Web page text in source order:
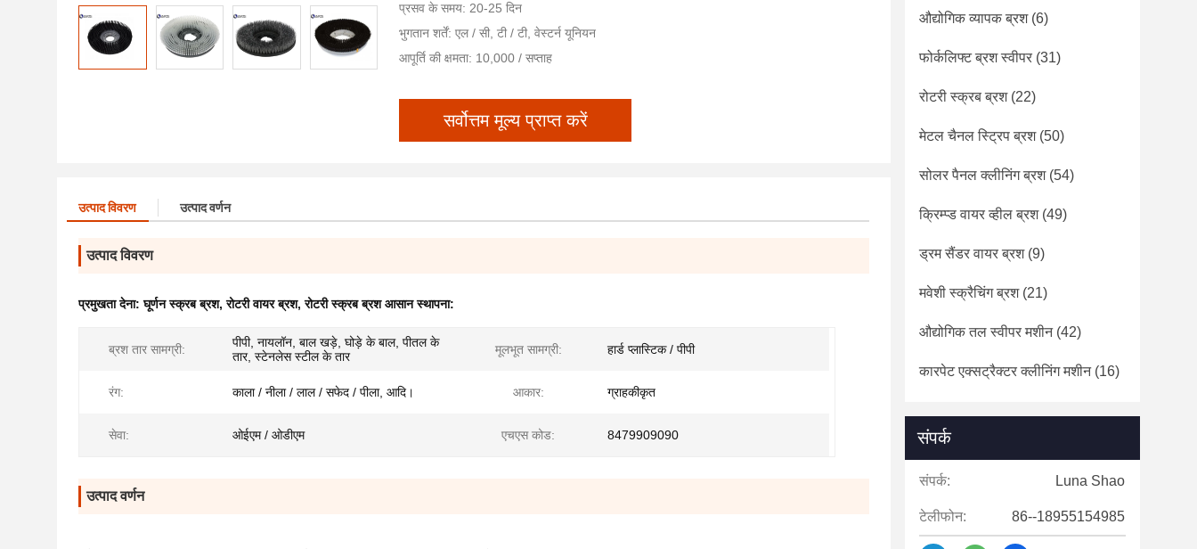
प्रसव के समय: 20-25 दिन
भुगतान शर्तें: एल / सी, टी / टी, वेस्टर्न यूनियन
आपूर्ति की क्षमता: 10,000 / सप्ताह
सर्वोत्तम मूल्य प्राप्त करें
उत्पाद विवरण उत्पाद वर्णन
उत्पाद विवरण
प्रमुखता देना:घूर्णन स्क्रब ब्रश,रोटरी वायर ब्रश,रोटरी स्क्रब ब्रश आसान स्थापना:
ब्रश तार सामग्री:
पीपी, नायलॉन, बाल खड़े, घोड़े के बाल, पीतल के
तार, स्टेनलेस स्टील के तार
मूलभूत सामग्री: हार्ड प्लास्टिक / पीपी
रंग: काला / नीला / लाल / सफेद / पीला, आदि। आकार: ग्राहकीकृत
सेवा: ओईएम / ओडीएम एचएस कोड: 8479909090
उत्पाद वर्णन
औद्योगिक व्यापक ब्रश(6)
फोर्कलिफ्ट ब्रश स्वीपर (31)
रोटरी स्क्रब ब्रश(22)
मेटल चैनल स्ट्रिप ब्रश(50)
सोलर पैनल क्लीनिंग ब्रश(54)
क्रिम्प्ड वायर व्हील ब्रश(49)
ड्रम सैंडर वायर ब्रश(9)
मवेशी स्क्रैचिंग ब्रश(21)
औद्योगिक तल स्वीपर मशीन(42)
कारपेट एक्सट्रैक्टर क्लीनिंग मशीन(16)
संपर्क
संपर्क: Luna Shao
टेलीफोन: 86--18955154985